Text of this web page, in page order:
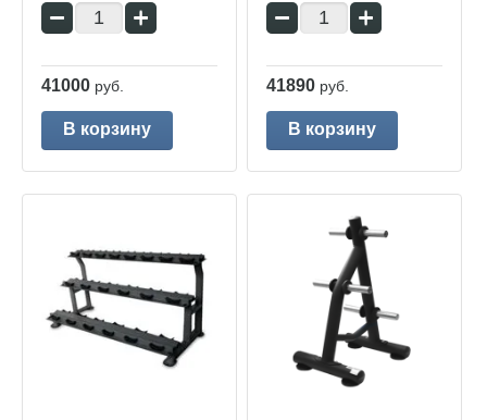
− +
41000 руб.
В корзину
− +
41890 руб.
В корзину